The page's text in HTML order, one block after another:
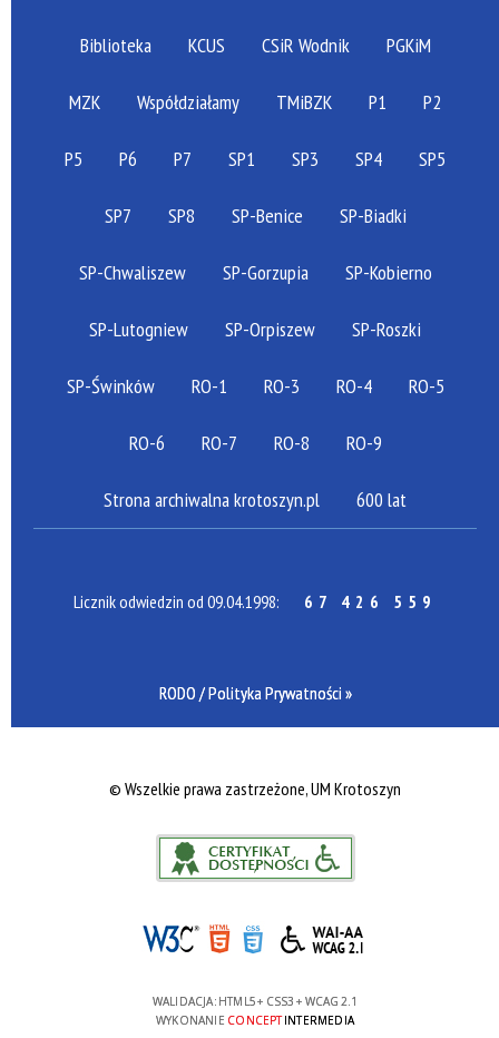
Biblioteka KCUS CSiR Wodnik PGKiM
MZK Współdziałamy TMiBZK P1 P2
P5 P6 P7 SP1 SP3 SP4 SP5
SP7 SP8 SP-Benice SP-Biadki
SP-Chwaliszew SP-Gorzupia SP-Kobierno
SP-Lutogniew SP-Orpiszew SP-Roszki
SP-Świnków RO-1 RO-3 RO-4 RO-5
RO-6 RO-7 RO-8 RO-9
Strona archiwalna krotoszyn.pl 600 lat
Licznik odwiedzin od 09.04.1998: 67 426 559
RODO / Polityka Prywatności »
© Wszelkie prawa zastrzeżone, UM Krotoszyn
WALIDACJA: HTML5+ CSS3 + WCAG 2.1
WYKONANIE CONCEPTINTERMEDIA